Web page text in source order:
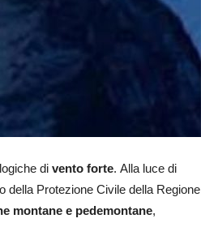
di vento forte. Alla luce di
della Protezione Civile della Regione
montane e pedemontane,